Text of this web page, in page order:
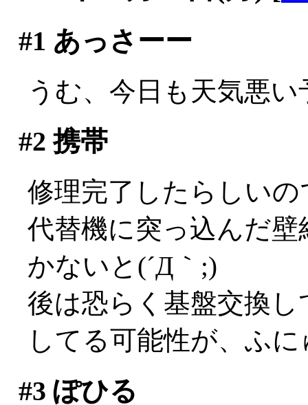
#1 あっさーー
うむ、今日も天気悪い
#2 携帯
修理完了したらしい
代替機に突っ込んだ
かないと(´Д｀;)
後は恐らく基盤交換
してる可能性が、ふに
#3 ぽひる